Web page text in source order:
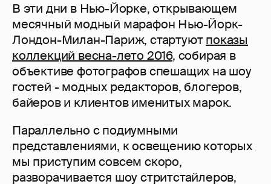
В эти дни в Нью-Йорке, открывающем
месячный модный марафон Нью-Йорк-
Лондон-Милан-Париж, стартуютпоказы
коллекций весна-лето 2016, собирая в
объективе фотографов спешащих на шоу
гостей - модных редакторов, блогеров,
байеров и клиентов именитых марок.
Параллельно с подиумными
представлениями, к освещению которых
мы приступим совсем скоро,
разворачивается шоу стритстайлеров,